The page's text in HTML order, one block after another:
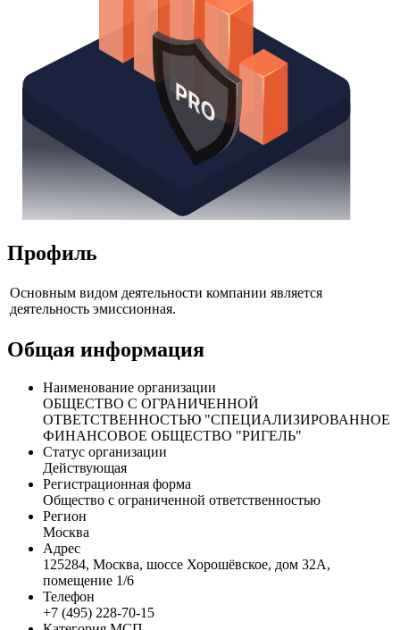
Профиль
Основным видом деятельности компании является
деятельность эмиссионная.
Общая информация
Наименование организации
ОБЩЕСТВО С ОГРАНИЧЕННОЙ
ОТВЕТСТВЕННОСТЬЮ "СПЕЦИАЛИЗИРОВАННОЕ
ФИНАНСОВОЕ ОБЩЕСТВО "РИГЕЛЬ"
Статус организации
Действующая
Регистрационная форма
Общество с ограниченной ответственностью
Регион
Москва
Адрес
125284, Москва, шоссе Хорошёвское, дом 32А,
помещение 1/6
Телефон
+7 (495) 228-70-15